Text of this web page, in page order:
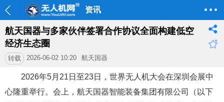
资讯
航天国器与多家伙伴签署合作协议全面构建低空
经济生态圈
转载 2026-06-02 10:20 航天国器
2026年5月21日至23日，世界无人机大会在深圳会展中
心隆重举行。会上，航天国器智能装备集团有限公司（以下